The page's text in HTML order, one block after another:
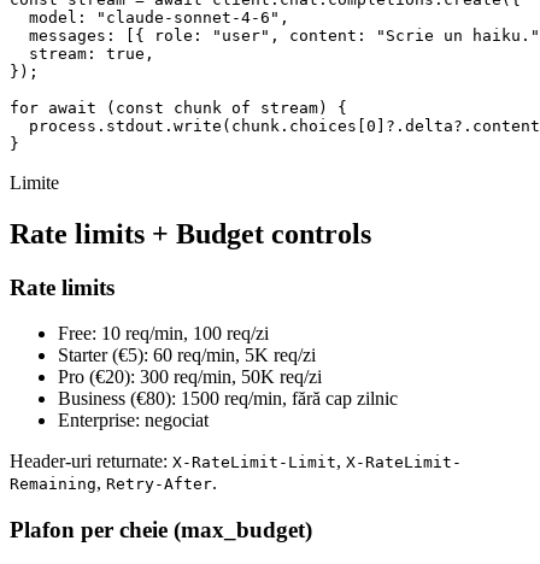
  model: "claude-sonnet-4-6",
messages: [{ role: "user", content: "Scrie un
  stream: true,
});
for await (const chunk of stream) {
}
Limite
Rate limits + Budget controls
Rate limits
Free: 10 req/min, 100 req/zi
Starter (€5): 60 req/min, 5K req/zi
Pro (€20): 300 req/min, 50K req/zi
Business (€80): 1500 req/min, fără cap zilnic
Enterprise: negociat
Header-uri returnate: X-RateLimit-Limit, X-RateLimit-
Remaining, Retry-After.
Plafon per cheie (max_budget)